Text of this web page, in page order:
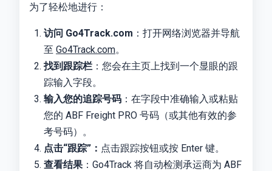
为了轻松地进行：
访问 Go4Track.com ：打开网络浏览器并导航
至 Go4Track.com。
找到跟踪栏 ：您会在主页上找到一个显眼的跟
踪输入字段。
输入您的追踪号码 ：在字段中准确输入或粘贴
您的 ABF Freight PRO 号码（或其他有效的参
考号码）。
点击“跟踪”： 点击跟踪按钮或按 Enter 键。
查看结果 ：Go4Track 将自动检测承运商为 ABF